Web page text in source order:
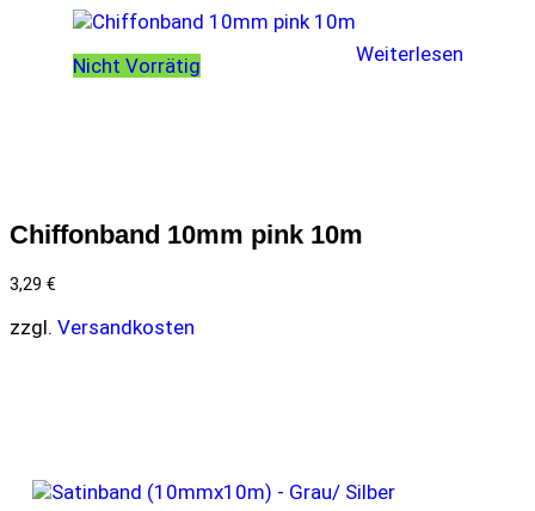
Nicht Vorrätig Weiterlesen
Chiffonband 10mm pink 10m
3,29 €
zzgl. Versandkosten